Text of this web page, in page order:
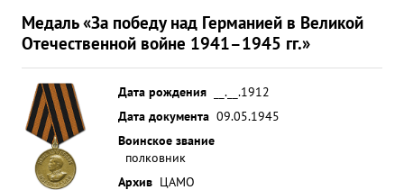
Медаль «За победу над Германией в Великой
Отечественной войне 1941–1945 гг.»
Дата рождения
__.__.1912
Дата документа 09.05.1945
Воинское звание
полковник
Архив ЦАМО